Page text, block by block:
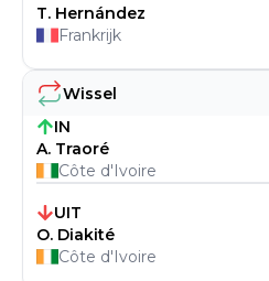
Wissel
IN
A. Traoré
Côte d'Ivoire
UIT
O. Diakité
Côte d'Ivoire
T. Hernández
Frankrijk